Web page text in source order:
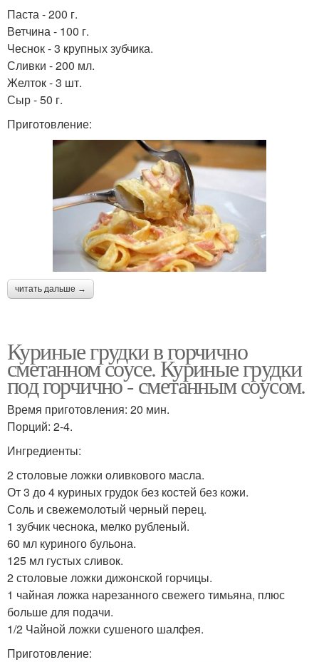
Паста - 200 г.
Ветчина - 100 г.
Чеснок - 3 крупных зубчика.
Сливки - 200 мл.
Желток - 3 шт.
Сыр - 50 г.
Приготовление:
читать дальше →
Куриные грудки в горчично
сметанном соусе. Куриные грудки
под горчично - сметанным соусом.
Время приготовления: 20 мин.
Порций: 2-4.
Ингредиенты:
2 столовые ложки оливкового масла.
От 3 до 4 куриных грудок без костей без кожи.
Соль и свежемолотый черный перец.
1 зубчик чеснока, мелко рубленый.
60 мл куриного бульона.
125 мл густых сливок.
2 столовые ложки дижонской горчицы.
1 чайная ложка нарезанного свежего тимьяна, плюс
больше для подачи.
1/2 Чайной ложки сушеного шалфея.
Приготовление: